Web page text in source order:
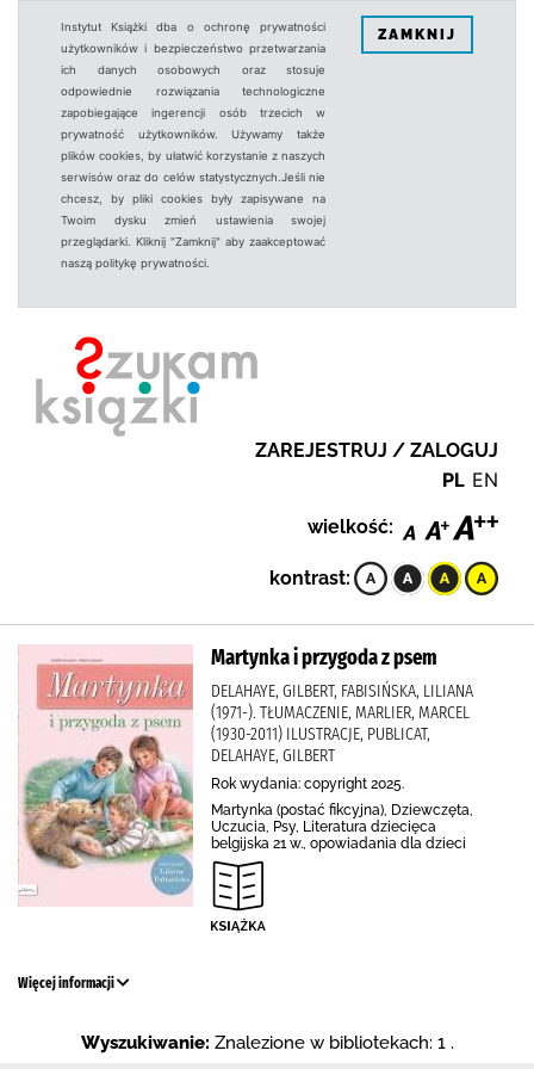
Instytut Książki dba o ochronę prywatności
użytkowników i bezpieczeństwo przetwarzania
ich danych osobowych oraz stosuje
odpowiednie rozwiązania technologiczne
zapobiegające ingerencji osób trzecich w
prywatność użytkowników. Używamy także
plików cookies, by ułatwić korzystanie z naszych
serwisów oraz do celów statystycznych.Jeśli nie
chcesz, by pliki cookies były zapisywane na
Twoim dysku zmień ustawienia swojej
przeglądarki. Kliknij "Zamknij" aby zaakceptować
naszą politykę prywatności.
ZAMKNIJ
ZAREJESTRUJ / ZALOGUJ
PL EN
wielkość:
kontrast:
Martynka i przygoda z psem
DELAHAYE, GILBERT, FABISIŃSKA, LILIANA
(1971-). TŁUMACZENIE, MARLIER, MARCEL
(1930-2011) ILUSTRACJE, PUBLICAT,
DELAHAYE, GILBERT
Rok wydania: copyright 2025.
Martynka (postać fikcyjna), Dziewczęta,
Uczucia, Psy, Literatura dziecięca
belgijska 21 w., opowiadania dla dzieci
Więcej informacji
Wyszukiwanie: Znalezione w bibliotekach: 1 .